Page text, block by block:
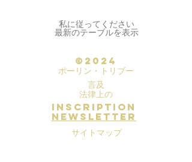
私に従ってください
最新のテーブルを表示
©2024
ポーリン・トリブー
言及
法律上の
inscription
newsletter
サイトマップ